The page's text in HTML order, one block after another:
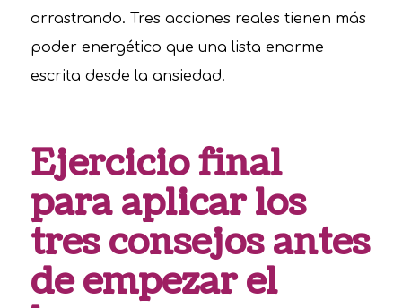
arrastrando. Tres acciones reales tienen más
poder energético que una lista enorme
escrita desde la ansiedad.
Ejercicio final
para aplicar los
tres consejos antes
de empezar el